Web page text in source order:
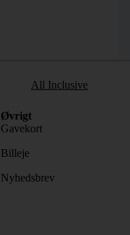
All Inclusive
Øvrigt
Gavekort
Billeje
Nyhedsbrev